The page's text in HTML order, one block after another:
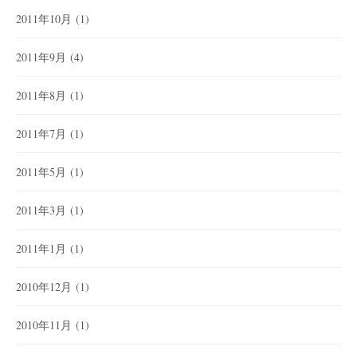
2011年10月 (1)
2011年9月 (4)
2011年8月 (1)
2011年7月 (1)
2011年5月 (1)
2011年3月 (1)
2011年1月 (1)
2010年12月 (1)
2010年11月 (1)